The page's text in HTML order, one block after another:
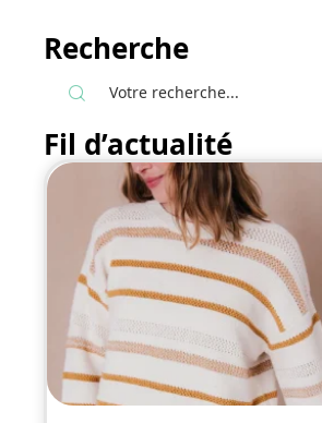
Recherche
Fil d’actualité